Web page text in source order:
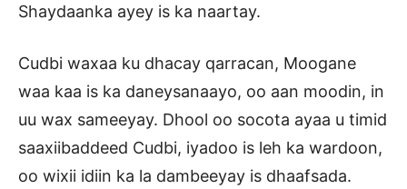
Shaydaanka ayey is ka naartay.
Cudbi waxaa ku dhacay qarracan, Moogane
waa kaa is ka daneysanaayo, oo aan moodin, in
uu wax sameeyay. Dhool oo socota ayaa u timid
saaxiibaddeed Cudbi, iyadoo is leh ka wardoon,
oo wixii idiin ka la dambeeyay is dhaafsada.